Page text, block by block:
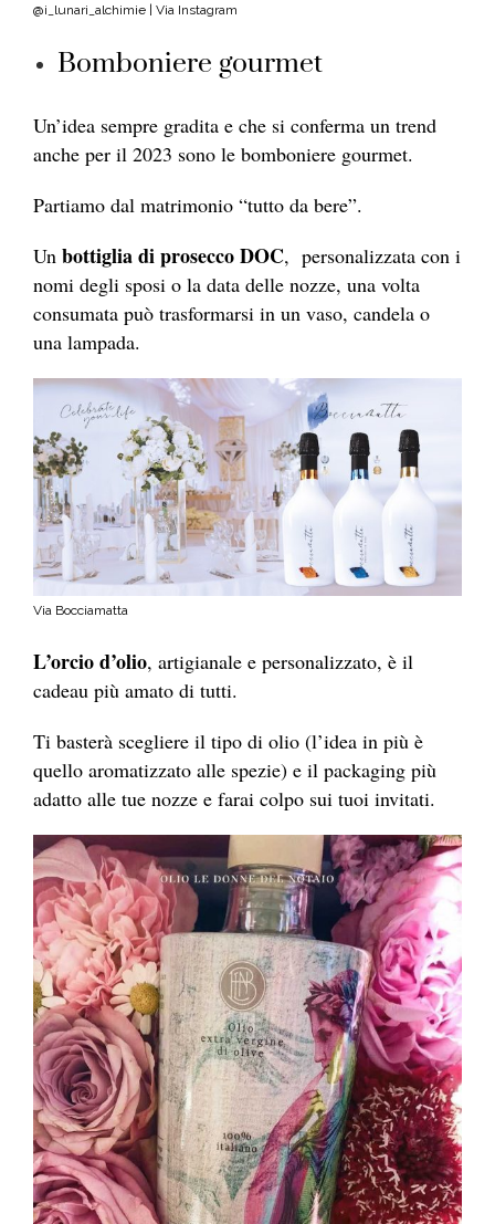
@i_lunari_alchimie | Via Instagram
Bomboniere gourmet
Un’idea sempre gradita e che si conferma un trend
anche per il 2023 sono le bomboniere gourmet.
Partiamo dal matrimonio “tutto da bere”.
Un bottiglia di prosecco DOC, personalizzata con i
nomi degli sposi o la data delle nozze, una volta
consumata può trasformarsi in un vaso, candela o
una lampada.
Via Bocciamatta
L’orcio d’olio, artigianale e personalizzato, è il
cadeau più amato di tutti.
Ti basterà scegliere il tipo di olio (l’idea in più è
quello aromatizzato alle spezie) e il packaging più
adatto alle tue nozze e farai colpo sui tuoi invitati.